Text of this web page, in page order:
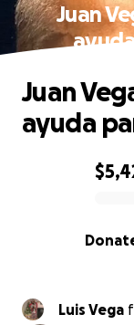
Juan
0% complete
Juan
ayuda
Luis Vega